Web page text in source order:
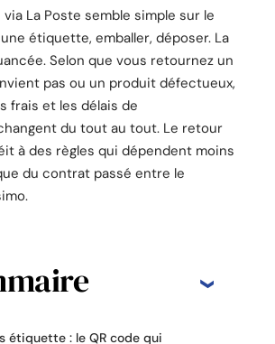
La Poste semble simple sur le
étiquette, emballer, déposer. La
Selon que vous retournez un
pas ou un produit défectueux,
frais et les délais de
du tout au tout. Le retour
à des règles qui dépendent moins
du contrat passé entre le
étiquette : le QR code qui